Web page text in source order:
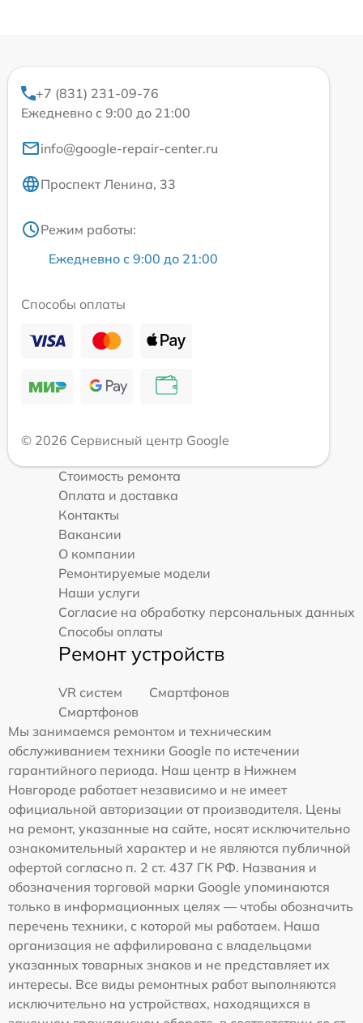
+7 (831) 231-09-76
Ежедневно с 9:00 до 21:00
info@google-repair-center.ru
Проспект Ленина, 33
Режим работы:
Ежедневно с 9:00 до 21:00
Способы оплаты
© 2026 Сервисный центр Google
Стоимость ремонта
Оплата и доставка
Контакты
Вакансии
О компании
Ремонтируемые модели
Наши услуги
Согласие на обработку персональных данных
Способы оплаты
Ремонт устройств
VR систем
Смартфонов
Смартфонов
Мы занимаемся ремонтом и техническим
обслуживанием техники Google по истечении
гарантийного периода. Наш центр в Нижнем
Новгороде работает независимо и не имеет
официальной авторизации от производителя. Цены
на ремонт, указанные на сайте, носят исключительно
ознакомительный характер и не являются публичной
офертой согласно п. 2 ст. 437 ГК РФ. Названия и
обозначения торговой марки Google упоминаются
только в информационных целях — чтобы обозначить
перечень техники, с которой мы работаем. Наша
организация не аффилирована с владельцами
указанных товарных знаков и не представляет их
интересы. Все виды ремонтных работ выполняются
исключительно на устройствах, находящихся в